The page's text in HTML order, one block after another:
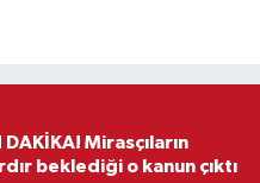
Mirasçıların
beklediği o kanun çıktı